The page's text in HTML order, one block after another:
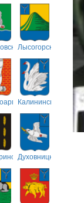
Лысогорский
Калининский
Духовницкий